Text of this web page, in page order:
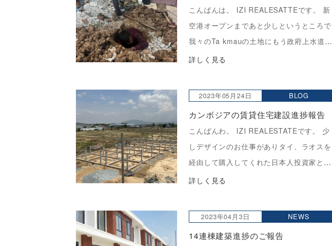
こんばんは。 IZI REALESATTEです。 新
空港オープンまであと少しというところで
我々のTa kmauの土地にもう政府上水道が
やってきました。 と、正直今まで来ていな
[…]
詳しく見る
2023年05月24日 BLOG
カンボジアの賃貸住宅建設進捗報告
こんばんわ。 IZI REALESTATEです。 少
しデザインのお仕事がありタイ、ラオスを
経由して購入してくれた日本人投資家と一
緒にカンボジア入りしました。 彼女は英語
決してくれまし […]
詳しく見る
2023年04月3日 NEWS
14連棟建築進捗のご報告